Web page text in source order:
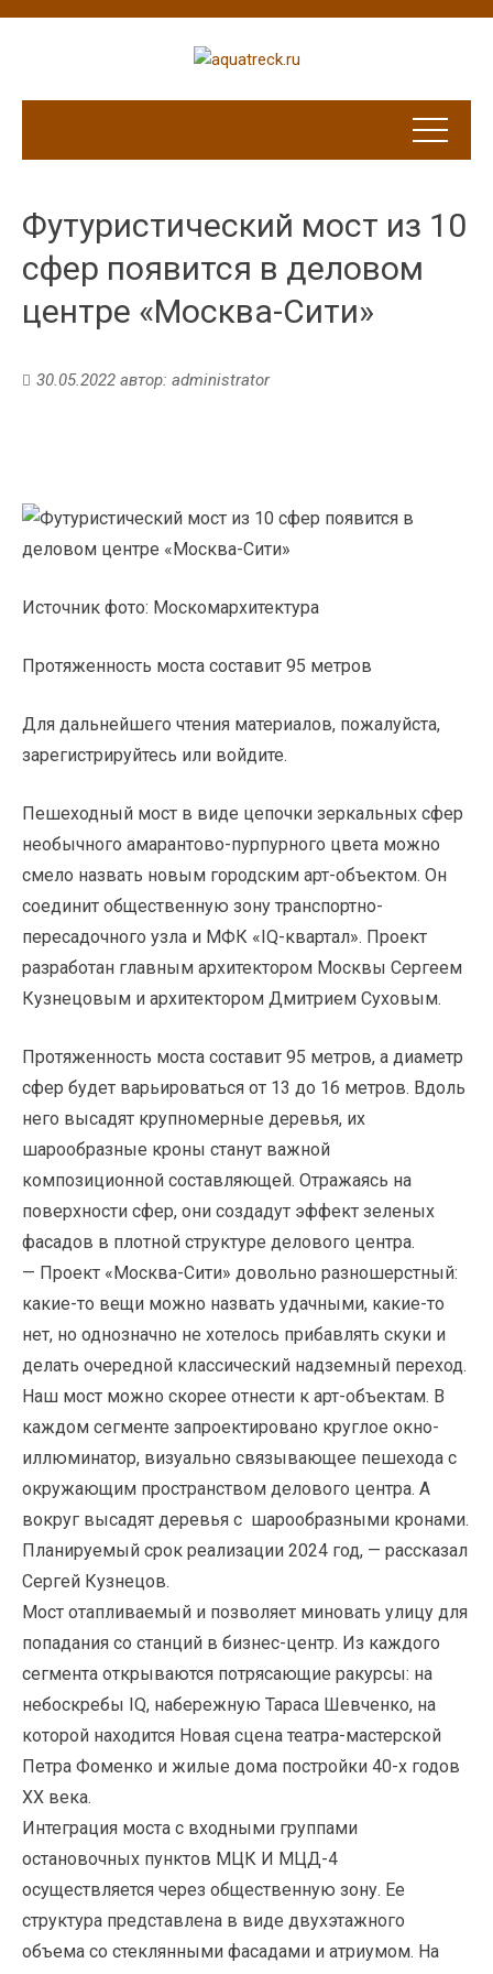
Футуристический мост из 10
сфер появится в деловом
центре «Москва-Сити»
30.05.2022 автор: administrator
Источник фото: Москомархитектура
Протяженность моста составит 95 метров
Для дальнейшего чтения материалов, пожалуйста,
зарегистрируйтесь или войдите.
Пешеходный мост в виде цепочки зеркальных сфер
необычного амарантово-пурпурного цвета можно
смело назвать новым городским арт-объектом. Он
соединит общественную зону транспортно-
пересадочного узла и МФК «IQ-квартал». Проект
разработан главным архитектором Москвы Сергеем
Кузнецовым и архитектором Дмитрием Суховым.
Протяженность моста составит 95 метров, а диаметр
сфер будет варьироваться от 13 до 16 метров. Вдоль
него высадят крупномерные деревья, их
шарообразные кроны станут важной
композиционной составляющей. Отражаясь на
поверхности сфер, они создадут эффект зеленых
фасадов в плотной структуре делового центра.
— Проект «Москва-Сити» довольно разношерстный:
какие-то вещи можно назвать удачными, какие-то
нет, но однозначно не хотелось прибавлять скуки и
делать очередной классический надземный переход.
Наш мост можно скорее отнести к арт-объектам. В
каждом сегменте запроектировано круглое окно-
иллюминатор, визуально связывающее пешехода с
окружающим пространством делового центра. А
вокруг высадят деревья с шарообразными кронами.
Планируемый срок реализации 2024 год, — рассказал
Сергей Кузнецов.
Мост отапливаемый и позволяет миновать улицу для
попадания со станций в бизнес-центр. Из каждого
сегмента открываются потрясающие ракурсы: на
небоскребы IQ, набережную Тараса Шевченко, на
которой находится Новая сцена театра-мастерской
Петра Фоменко и жилые дома постройки 40-х годов
ХХ века.
Интеграция моста с входными группами
остановочных пунктов МЦК И МЦД-4
осуществляется через общественную зону. Ее
структура представлена в виде двухэтажного
объема со стеклянными фасадами и атриумом. На